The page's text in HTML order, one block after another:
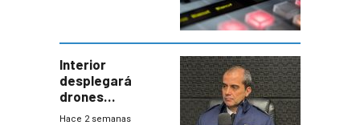
Interior
desplegará
drones
autónomos para
Hace 2 semanas